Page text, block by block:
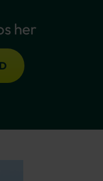
her